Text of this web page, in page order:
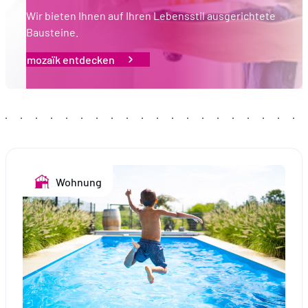
Wir bieten Ihnen auf Ihren Lebensstil ausgerichtete
Bausteine.
mozaïk entdecken
Wohnung